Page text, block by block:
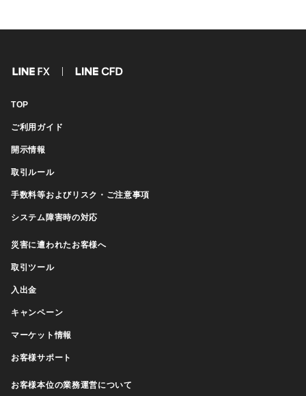
TOP
ご利用ガイド
開示情報
取引ルール
手数料等およびリスク・ご注意事項
システム障害時の対応
災害に遭われたお客様へ
取引ツール
入出金
キャンペーン
マーケット情報
お客様サポート
お客様本位の業務運営について